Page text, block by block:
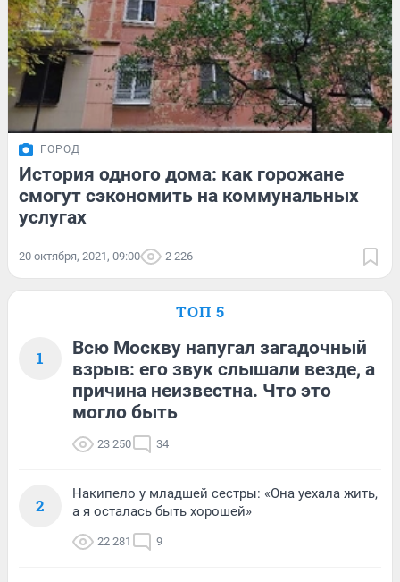
ГОРОД
История одного дома: как горожане
смогут сэкономить на коммунальных
услугах
20 октября, 2021, 09:00 2 226
ТОП 5
1
Всю Москву напугал загадочный
взрыв: его звук слышали везде, а
причина неизвестна. Что это
могло быть
23 250 34
2
Накипело у младшей сестры: «Она уехала жить,
а я осталась быть хорошей»
22 281 9